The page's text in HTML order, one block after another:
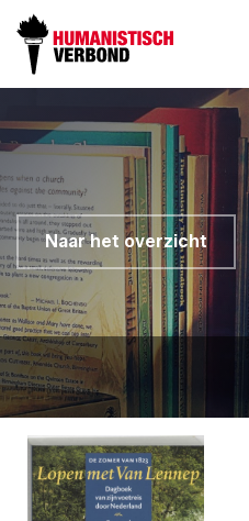
Naar het overzicht